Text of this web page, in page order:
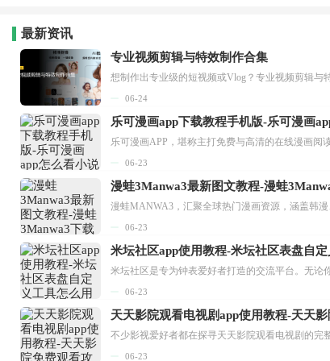
最新资讯
专业视频剪辑与特效制作合集
想制作出专业级的短视频或Vlog？专业视频剪辑与
06-24
乐可漫画app下载教程手机版-乐可漫画
06-23
漫蛙3Manwa3最新图文教程-漫蛙
漫蛙MANWA3，汇聚全球热门漫画资源，涵盖韩
06-23
米坛社区app使用教程-米坛社区表盘自
06-23
天天影院观看电视剧app使用教程-天天
06-23